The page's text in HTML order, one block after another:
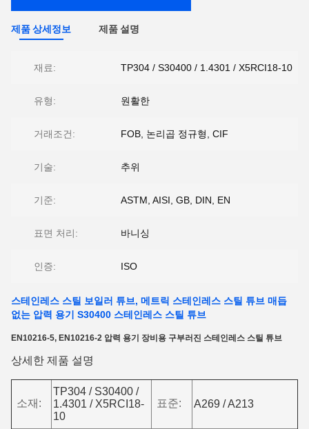
제품 상세정보 제품 설명
재료: TP304 / S30400 / 1.4301 / X5RCI18-10
유형: 원활한
거래조건: FOB, 논리곱 정규형, CIF
기술: 추위
기준: ASTM, AISI, GB, DIN, EN
표면 처리: 바니싱
인증: ISO
스테인레스 스틸 보일러 튜브, 메트릭 스테인레스 스틸 튜브 매듭
없는 압력 용기 S30400 스테인레스 스틸 튜브
EN10216-5, EN10216-2 압력 용기 장비용 구부러진 스테인레스 스틸 튜브
상세한 제품 설명
소재:
TP304 / S30400 /
1.4301 / X5RCI18-
10
표준: A269 / A213